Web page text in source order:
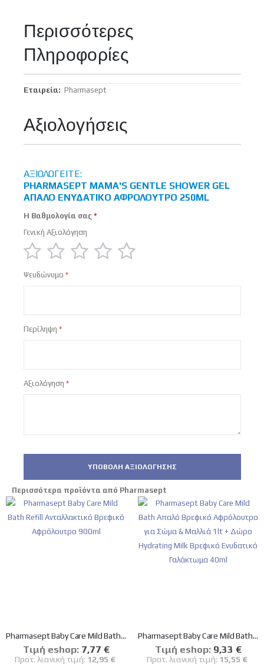
Περισσότερες
Πληροφορίες
ΠερισσότερεςPharmasept
Αξιολογήσεις
ΑΞΙΟΛΟΓΕΊΤΕ:
PHARMASEPT MAMA'S GENTLE SHOWER GEL
ΑΠΑΛΌ ΕΝΥΔΑΤΙΚΌ ΑΦΡΌΛΟΥΤΡΟ 250ML
Η Βαθμολογία σας
Γενική Αξιολόγηση
star
stars
stars
stars
stars
Ψευδώνυμο
Περίληψη
Αξιολόγηση
ΥΠΟΒΟΛΉ ΑΞΙΟΛΌΓΗΣΗΣ
Περισσότερα προϊόντα από Pharmasept
Pharmasept Baby Care Mild Bath Refill Ανταλλακτικό Βρεφικό Αφρόλουτρο 900ml
Tιμή eshop: Ειδική
Τιμή
7,77 €
Προτ. λιανική τιμή: 12,95 €
Pharmasept Baby Care Mild Bath Απαλό Βρεφικό Αφρόλουτρο για Σώµα & Μαλλιά 1lt + Δώρο Hydrating Milk Βρεφικό Ενυδατικό Γαλάκτωμα 40ml
Tιμή eshop: Ειδική
Τιμή
9,33 €
Προτ. λιανική τιμή: 15,55 €